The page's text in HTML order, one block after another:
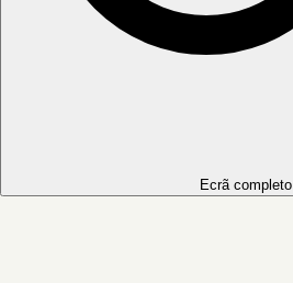
Ecrã completo